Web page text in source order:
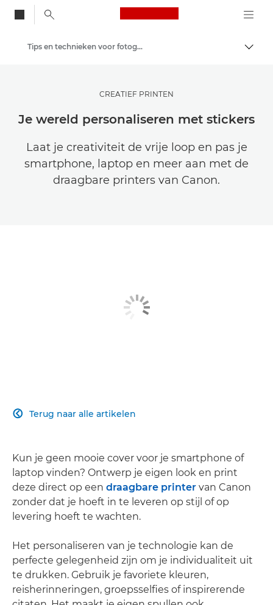
Canon Logo, back
Raak geïnspireerd | Fotografie- en printtips en aankoopgidsen
Tips en technieken voor fotografie en printen
CREATIEF PRINTEN
Je wereld personaliseren met stickers
Laat je creativiteit de vrije loop en pas je
smartphone, laptop en meer aan met de
draagbare printers van Canon.
Terug naar alle artikelen

Kun je geen mooie cover voor je smartphone of
laptop vinden? Ontwerp je eigen look en print
deze direct op een draagbare printer van Canon
zonder dat je hoeft in te leveren op stijl of op
levering hoeft te wachten.
Het personaliseren van je technologie kan de
perfecte gelegenheid zijn om je individualiteit uit
te drukken. Gebruik je favoriete kleuren,
reisherinneringen, groepsselfies of inspirerende